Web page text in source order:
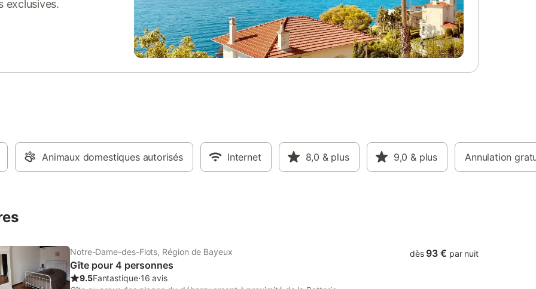
exclusives.
Animaux domestiques autorisés Internet 8,0 & plus 9,0 & plus Annulation
Notre-Dame-des-Flots, Région de Bayeux
Gîte pour 4 personnes
9.5Fantastique⋅16 avis
dès 93 € par nuit